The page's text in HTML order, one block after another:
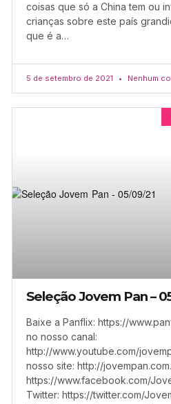
coisas que só a China tem ou
crianças sobre este país
que é a…
5 de setembro de 2021 Nenhum
Seleção Jovem Pan –
Baixe a Panflix: https://
no nosso canal:
http://www.youtube.com/
nosso site: http://
https://www.facebook.com/
Twitter: https://twitter.com/